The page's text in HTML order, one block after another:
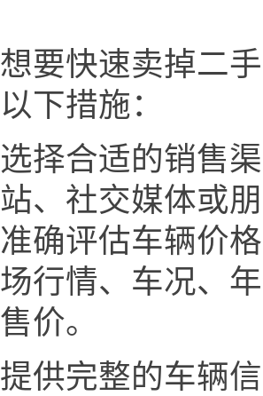
想要快速卖掉二
以下措施：
选择合适的销售
站、社交媒体或
准确评估车辆价
场行情、车况、
售价。
提供完整的车辆